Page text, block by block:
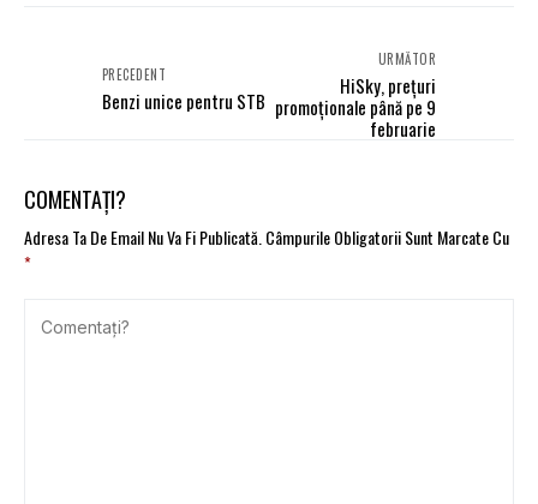
PRECEDENT
Benzi unice pentru STB
URMĂTOR
HiSky, prețuri
promoționale până pe 9
februarie
COMENTAȚI?
Adresa Ta De Email Nu Va Fi Publicată. Câmpurile Obligatorii Sunt Marcate Cu
*